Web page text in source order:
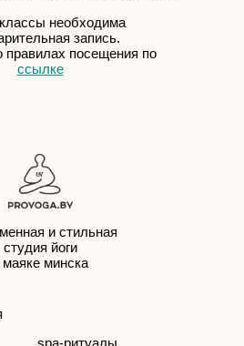
необходима
запись.
правилах посещения по
ссылке
spa-ритуалы
и стильная
студия йоги
маяке минска